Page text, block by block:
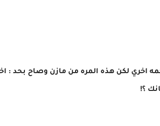
اخري لكن هذه المره من مازن وصاح بحد :
؟!